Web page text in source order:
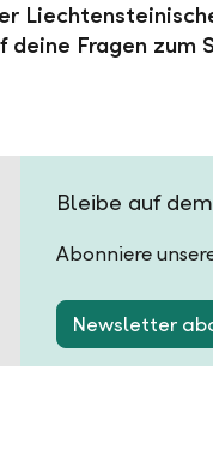
deine Fragen zum
Bleibe auf
Abonniere
Newsletter